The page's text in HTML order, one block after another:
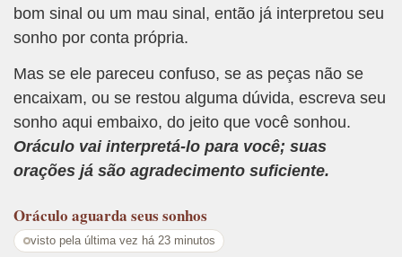
bom sinal ou um mau sinal, então já interpretou seu
sonho por conta própria.
Mas se ele pareceu confuso, se as peças não se
encaixam, ou se restou alguma dúvida, escreva seu
sonho aqui embaixo, do jeito que você sonhou.
Oráculo vai interpretá-lo para você; suas
orações já são agradecimento suficiente.
Oráculo aguarda seus sonhos
visto pela última vez há 23 minutos